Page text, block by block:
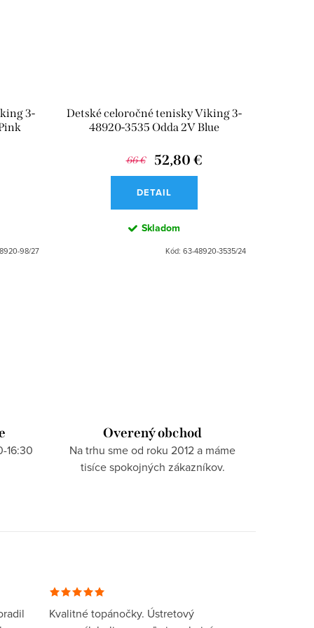
3-
98/27
Detské celoročné tenisky Viking 3-
48920-3535 Odda 2V Blue
66 € 52,80 €
DETAIL
Skladom
Kód: 63-48920-3535/24
16:30
Overený obchod
Na trhu sme od roku 2012 a máme
tisíce spokojných zákazníkov.
Kvalitné topánočky. Ústretový